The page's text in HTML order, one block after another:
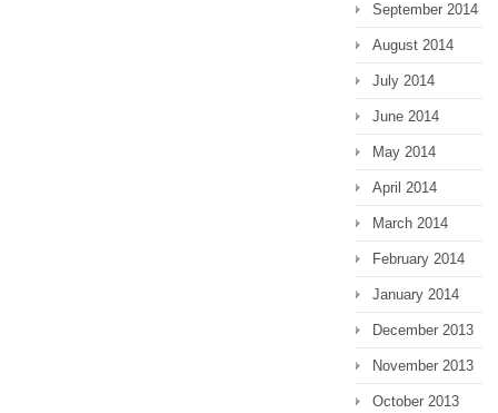
September 2014
August 2014
July 2014
June 2014
May 2014
April 2014
March 2014
February 2014
January 2014
December 2013
November 2013
October 2013